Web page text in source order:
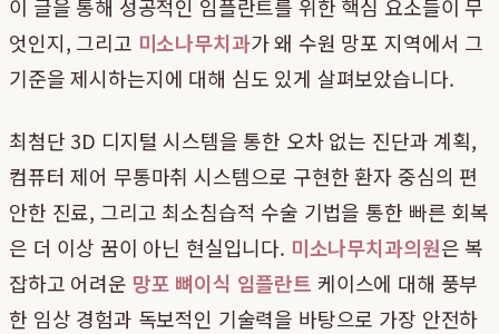
이 글을 통해 성공적인 임플란트를 위한 핵심 요소들이 무
엇인지, 그리고 미소나무치과가 왜 수원 망포 지역에서 그
기준을 제시하는지에 대해 심도 있게 살펴보았습니다.
최첨단 3D 디지털 시스템을 통한 오차 없는 진단과 계획,
컴퓨터 제어 무통마취 시스템으로 구현한 환자 중심의 편
안한 진료, 그리고 최소침습적 수술 기법을 통한 빠른 회복
은 더 이상 꿈이 아닌 현실입니다. 미소나무치과의원은 복
잡하고 어려운 망포 뼈이식 임플란트 케이스에 대해 풍부
한 임상 경험과 독보적인 기술력을 바탕으로 가장 안전하